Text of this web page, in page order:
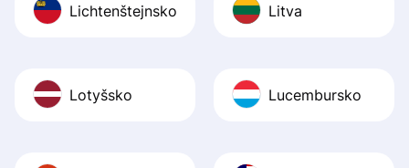
Lichtenštejnsko Litva
Lotyšsko Lucembursko